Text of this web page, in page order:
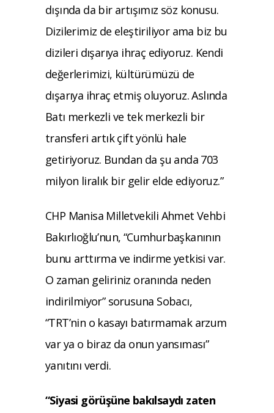
dışında da bir artışımız söz konusu.
Dizilerimiz de eleştiriliyor ama biz bu
dizileri dışarıya ihraç ediyoruz. Kendi
değerlerimizi, kültürümüzü de
dışarıya ihraç etmiş oluyoruz. Aslında
Batı merkezli ve tek merkezli bir
transferi artık çift yönlü hale
getiriyoruz. Bundan da şu anda 703
milyon liralık bir gelir elde ediyoruz.”
CHP Manisa Milletvekili Ahmet Vehbi
Bakırlıoğlu’nun, “Cumhurbaşkanının
bunu arttırma ve indirme yetkisi var.
O zaman geliriniz oranında neden
indirilmiyor” sorusuna Sobacı,
“TRT’nin o kasayı batırmamak arzum
var ya o biraz da onun yansıması”
yanıtını verdi.
“Siyasi görüşüne bakılsaydı zaten